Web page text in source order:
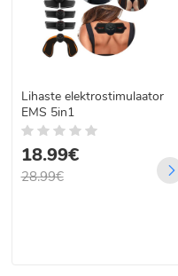
Lihaste elektrostimulaator
EMS 5in1
18.99€
28.99€